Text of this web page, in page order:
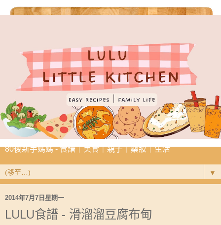
80後新手媽媽 - 食譜｜美食｜親子｜藥妝｜生活
▼
2014年7月7日星期一
LULU食譜 - 滑溜溜豆腐布甸